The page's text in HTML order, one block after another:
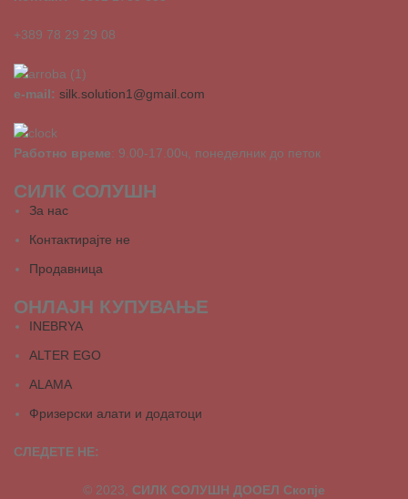
+389 78 29 29 08
e-mail: silk.solution1@gmail.com
Работно време: 9.00-17.00ч, понеделник до петок
СИЛК СОЛУШН
За нас
Контактирајте не
Продавница
ОНЛАЈН КУПУВАЊЕ
INEBRYA
ALTER EGO
ALAMA
Фризерски алати и додатоци
СЛЕДЕТЕ НЕ:
© 2023, СИЛК СОЛУШН ДООЕЛ Скопје